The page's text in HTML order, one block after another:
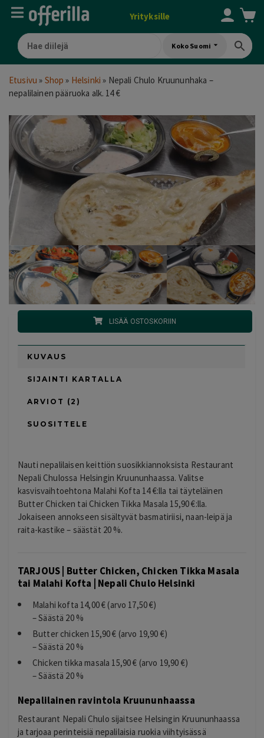
Yrityksille
Koko Suomi
Etusivu » Shop » Helsinki » Nepali Chulo Kruununhaka –
nepalilainen pääruoka alk. 14 €
LISÄÄ OSTOSKORIIN
KUVAUS
SIJAINTI KARTALLA
ARVIOT (2)
SUOSITTELE
Nauti nepalilaisen keittiön suosikkiannoksista Restaurant
Nepali Chulossa Helsingin Kruununhaassa. Valitse
kasvisvaihtoehtona Malahi Kofta 14 €:lla tai täyteläinen
Butter Chicken tai Chicken Tikka Masala 15,90 €:lla.
Jokaiseen annokseen sisältyvät basmatiriisi, naan-leipä ja
raita-kastike – säästät 20 %.
TARJOUS | Butter Chicken, Chicken Tikka Masala
tai Malahi Kofta | Nepali Chulo Helsinki
Malahi kofta 14,00 € (arvo 17,50 €)
– Säästä 20 %
Butter chicken 15,90 € (arvo 19,90 €)
– Säästä 20 %
Chicken tikka masala 15,90 € (arvo 19,90 €)
– Säästä 20 %
Nepalilainen ravintola Kruununhaassa
Restaurant Nepali Chulo sijaitsee Helsingin Kruununhaassa
ja tarjoaa perinteisiä nepalilaisia ruokia viihtyisässä